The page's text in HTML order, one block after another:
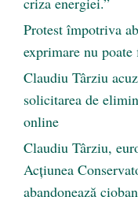
Protest împotriva
exprimare nu
Claudiu Târziu
solicitarea de
online
Claudiu Târziu,
Acțiunea
abandonează